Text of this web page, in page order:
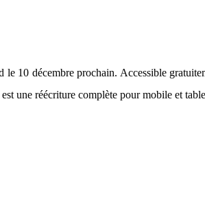
le 10 décembre prochain. Accessible
une réécriture complète pour mobile et